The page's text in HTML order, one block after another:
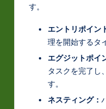
す。
エントリポイン
理を開始するタ
エグジットポイ
タスクを完了し
す。
ネスティング：